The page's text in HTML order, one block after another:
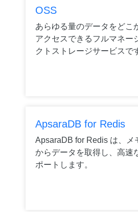
OSS
あらゆる量のデータをどこ
アクセスできるフルマネー
クトストレージサービスで
ApsaraDB for Redis
ApsaraDB for Redis は、メ
からデータを取得し、高速
ポートします。